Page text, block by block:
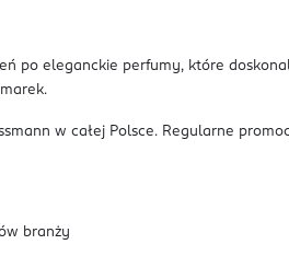
po eleganckie perfumy, które
w całej Polsce. Regularne
branży